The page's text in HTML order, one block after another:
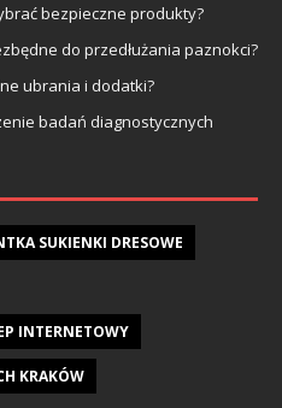
bezpieczne produkty?
do przedłużania paznokci?
ubrania i dodatki?
badań diagnostycznych
SUKIENKI DRESOWE
INTERNETOWY
KRAKÓW